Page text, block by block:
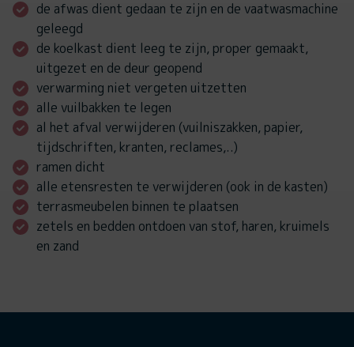
de afwas dient gedaan te zijn en de vaatwasmachine
geleegd
de koelkast dient leeg te zijn, proper gemaakt,
uitgezet en de deur geopend
verwarming niet vergeten uitzetten
alle vuilbakken te legen
al het afval verwijderen (vuilniszakken, papier,
tijdschriften, kranten, reclames,..)
ramen dicht
alle etensresten te verwijderen (ook in de kasten)
terrasmeubelen binnen te plaatsen
zetels en bedden ontdoen van stof, haren, kruimels
en zand